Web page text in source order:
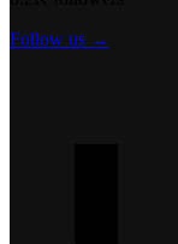
Follow us →